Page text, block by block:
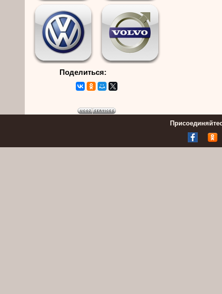
Поделиться: